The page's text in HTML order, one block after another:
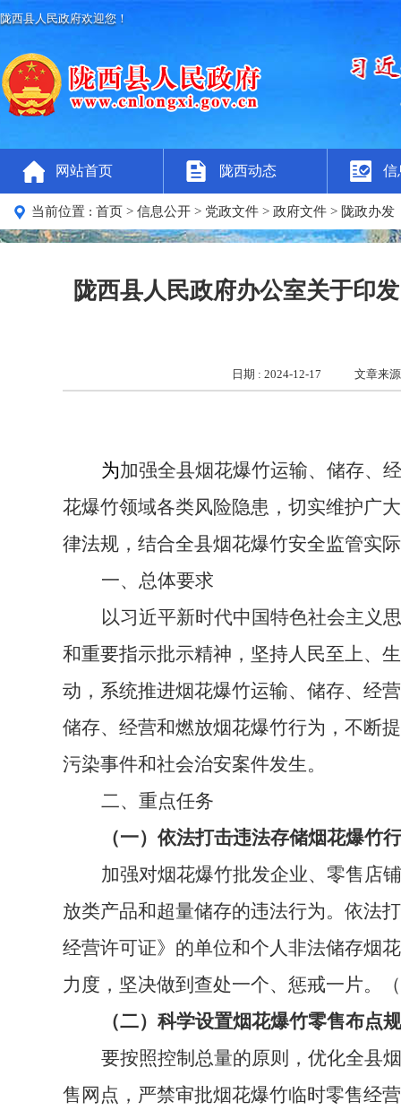
陇西县人民政府欢迎您！
网站首页 陇西动态 信
当前位置 : 首页 > 信息公开 > 党政文件 > 政府文件 > 陇政办发
陇西县人民政府办公室关于印
日期 : 2024-12-17 文章来
为加强全县烟花爆竹运输、储存、
花爆竹领域各类风险隐患，切实维护广
律法规，结合全县烟花爆竹安全监管实
一、总体要求
以习近平新时代中国特色社会主义
和重要指示批示精神，坚持人民至上、
动，系统推进烟花爆竹运输、储存、经
储存、经营和燃放烟花爆竹行为，不断
污染事件和社会治安案件发生。
二、重点任务
（一）依法打击违法存储烟花爆竹
加强对烟花爆竹批发企业、零售店
放类产品和超量储存的违法行为。依法
经营许可证》的单位和个人非法储存烟
力度，坚决做到查处一个、惩戒一片。（
（二）科学设置烟花爆竹零售布点
要按照控制总量的原则，优化全县
售网点，严禁审批烟花爆竹临时零售经